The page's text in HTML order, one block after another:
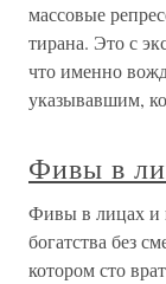
массовые
тирана. Это с
что именно
указывавшим,
Фивы в
Фивы в лицах и
богатства без
котором сто